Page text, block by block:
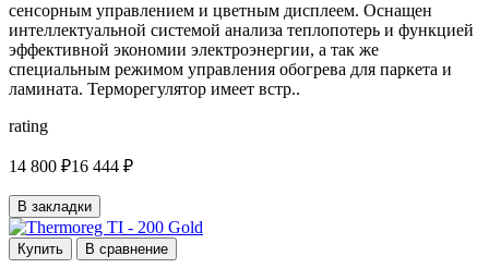
сенсорным управлением и цветным дисплеем. Оснащен
интеллектуальной системой анализа теплопотерь и функцией
эффективной экономии электроэнергии, а так же
специальным режимом управления обогрева для паркета и
ламината. Терморегулятор имеет встр..
rating
14 800 ₽16 444 ₽
В закладки
Купить В сравнение